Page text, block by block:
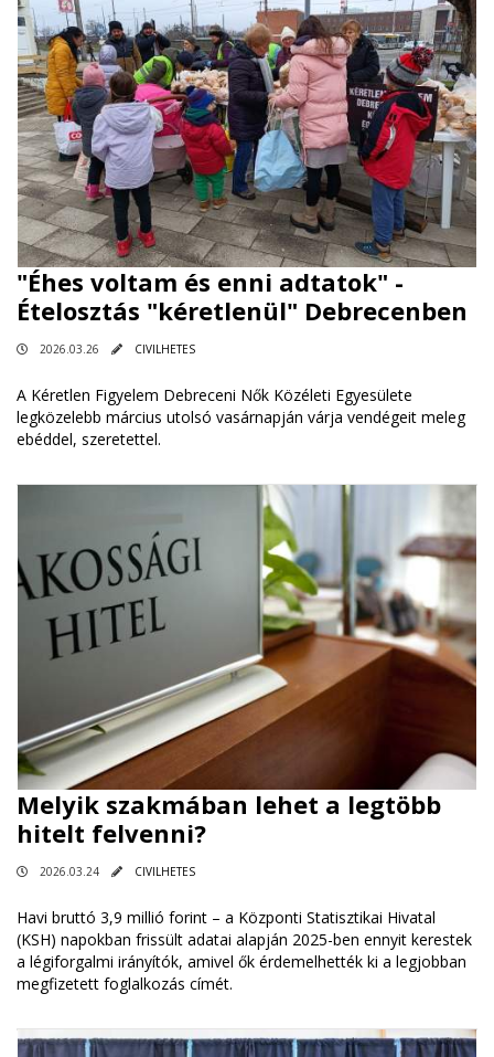
"Éhes voltam és enni adtatok" -
Ételosztás "kéretlenül" Debrecenben
2026.03.26 CIVILHETES
A Kéretlen Figyelem Debreceni Nők Közéleti Egyesülete
legközelebb március utolsó vasárnapján várja vendégeit meleg
ebéddel, szeretettel.
Melyik szakmában lehet a legtöbb
hitelt felvenni?
2026.03.24 CIVILHETES
Havi bruttó 3,9 millió forint – a Központi Statisztikai Hivatal
(KSH) napokban frissült adatai alapján 2025-ben ennyit kerestek
a légiforgalmi irányítók, amivel ők érdemelhették ki a legjobban
megfizetett foglalkozás címét.